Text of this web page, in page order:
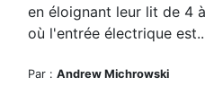
en éloignant leur lit de 4
où l'entrée électrique
Par : Andrew Michrowski